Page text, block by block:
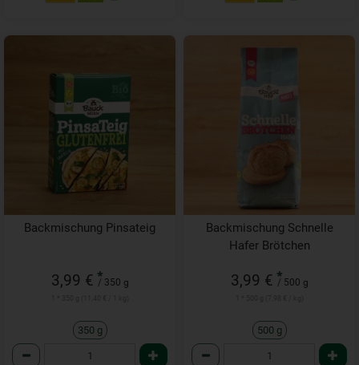
Backmischung Pinsateig
3,99 € *
/ 350 g
350 g
Anzahl
Backmischung Schnelle
Hafer Brötchen
3,99 € *
/ 500 g
500 g
Anzahl